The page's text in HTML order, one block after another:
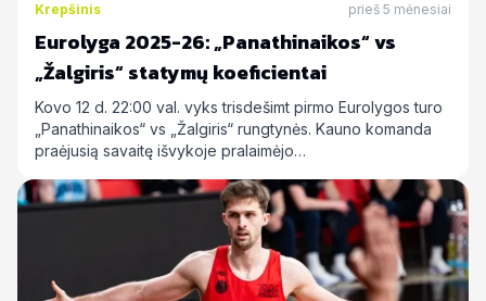
Krepšinis prieš 5 mėnesiai
Eurolyga 2025-26: „Panathinaikos“ vs
„Žalgiris“ statymų koeficientai
Kovo 12 d. 22:00 val. vyks trisdešimt pirmo Eurolygos turo
„Panathinaikos“ vs „Žalgiris“ rungtynės. Kauno komanda
praėjusią savaitę išvykoje pralaimėjo…